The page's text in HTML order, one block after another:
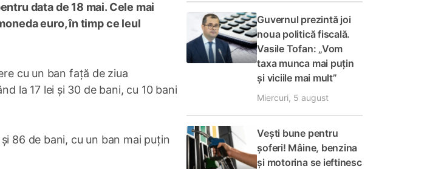
data de 18 mai. Cele mai
euro, în timp ce leul
cu un ban față de ziua
la 17 lei și 30 de bani, cu 10 bani
86 de bani, cu un ban mai puțin
Guvernul prezintă joi
noua politică fiscală.
Vasile Tofan: „Vom
taxa munca mai puțin
și viciile mai mult”
Miercuri, 5 august
Vești bune pentru
șoferi! Mâine, benzina
și motorina se ieftinesc